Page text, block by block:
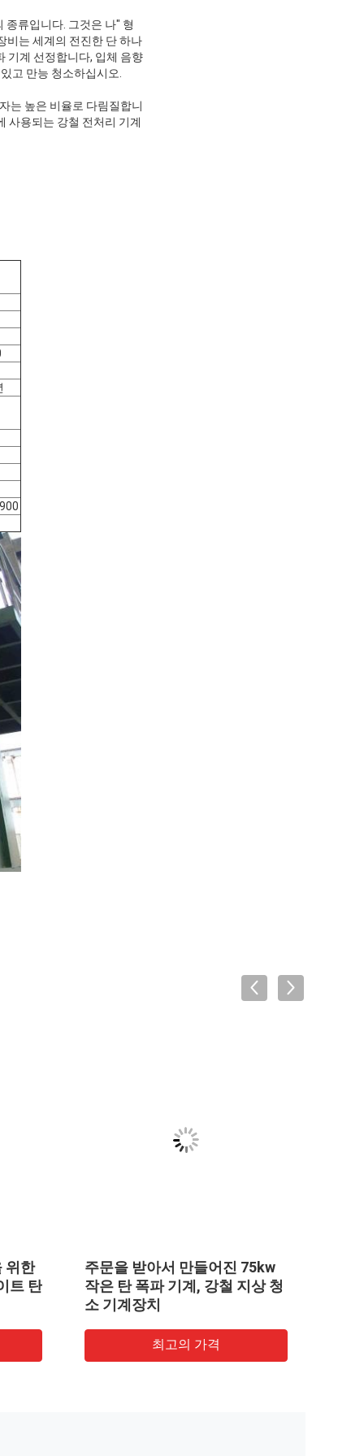
종류입니다. 그것은 나" 형
비는 세계의 전진한 단 하나
기계 선정합니다, 입체 음향
고 만능 청소하십시오.
는 높은 비율로 다림질합니
사용되는 강철 전처리 기계
위한
트 탄
주문을 받아서 만들어진 75kw
작은 탄 폭파 기계, 강철 지상 청
소 기계장치
최고의 가격